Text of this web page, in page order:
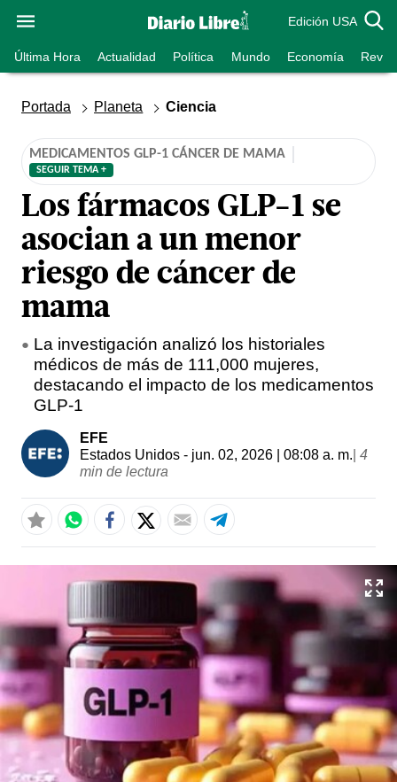
Edición USA
Última Hora Actualidad Política Mundo Economía
Portada Planeta Ciencia
MEDICAMENTOS GLP-1 CÁNCER DE MAMA
SEGUIR TEMA +
Los fármacos GLP-1 se
asocian a un menor
riesgo de cáncer de
mama
La investigación analizó los historiales
médicos de más de 111,000 mujeres,
destacando el impacto de los medicamentos
GLP-1
EFE
Estados Unidos - jun. 02, 2026 | 08:08 a. m. 4
min de lectura